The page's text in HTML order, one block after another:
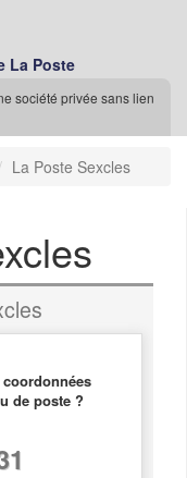
La Poste
société privée sans lien
La Poste Sexcles
de poste ?